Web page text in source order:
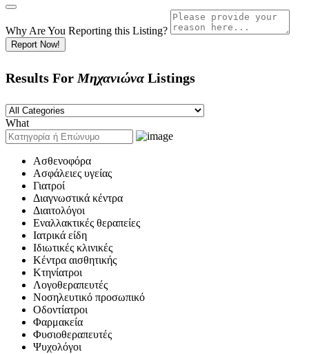
Why Are You Reporting this Listing?
Report Now!
Results For ΜηχανιώναListings
What
Ασθενοφόρα
Ασφάλειες υγείας
Γιατροί
Διαγνωστικά κέντρα
Διαιτολόγοι
Εναλλακτικές θεραπείες
Ιατρικά είδη
Ιδιωτικές κλινικές
Κέντρα αισθητικής
Κτηνίατροι
Λογοθεραπευτές
Νοσηλευτικό προσωπικό
Οδοντίατροι
Φαρμακεία
Φυσιοθεραπευτές
Ψυχολόγοι